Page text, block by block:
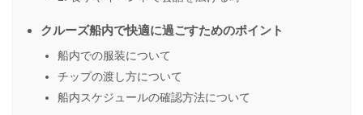
クルーズ船内で快適に過ごすためのポイント
船内での服装について
チップの渡し方について
船内スケジュールの確認方法について